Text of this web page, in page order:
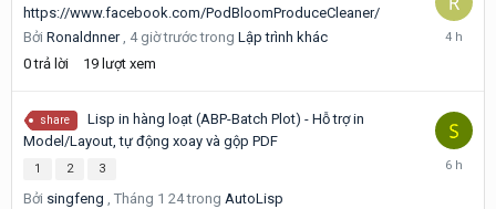
https://www.facebook.com/PodBloomProduceCleaner/
Bởi Ronaldnner, 4 giờ trướctrong Lập trình khác
0 trả lời 19 lượt xem
share
Lisp in hàng loạt (ABP-Batch Plot) - Hỗ trợ in
Model/Layout, tự động xoay và gộp PDF
1 2 3
Bởi singfeng , Tháng 1 24trong AutoLisp